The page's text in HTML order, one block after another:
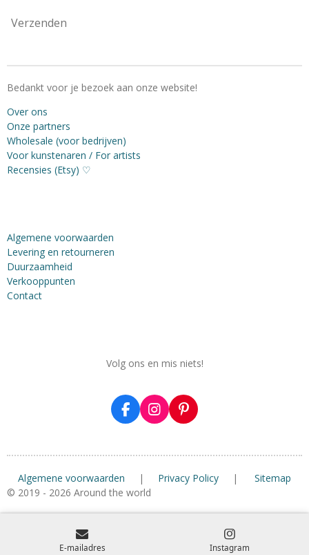
Verzenden
Bedankt voor je bezoek aan onze website!
Over ons
Onze partners
Wholesale (voor bedrijven)
Voor kunstenaren / For artists
Recensies (Etsy) ♡
Algemene voorwaarden
Levering en retourneren
Duurzaamheid
Verkooppunten
Contact
Volg ons en mis niets!
F
a
e
o
I
n
t
g
P
i
t
r
Algemene voorwaarden | Privacy Policy | Sitemap
© 2019 - 2026 Around the world
E-mailadres Instagram